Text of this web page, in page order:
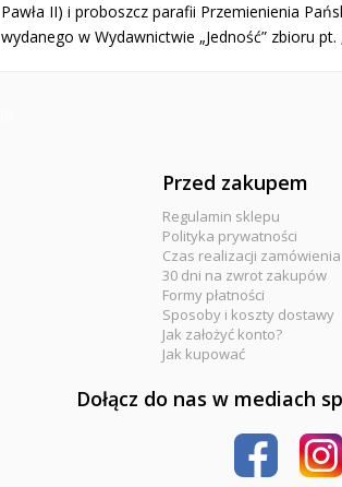
Pawła II) i proboszcz parafii Przemienienia
wydanego w Wydawnictwie „Jedność” zbioru
Przed zakupem
Regulamin sklepu
Polityka prywatności
Czas realizacji zamówienia
30 dni na zwrot zakupów
Formy płatności
Sposoby i koszty dostawy
Jak założyć konto?
Jak kupować
Dołącz do nas w mediach